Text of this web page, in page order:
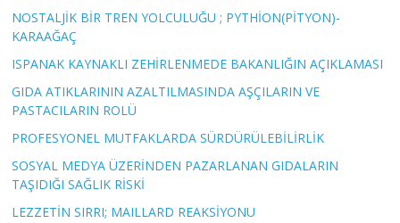
NOSTALJİK BİR TREN YOLCULUĞU ; PYTHİON(PİTYON)-
KARAAĞAÇ
ISPANAK KAYNAKLI ZEHİRLENMEDE BAKANLIĞIN AÇIKLAMASI
GIDA ATIKLARININ AZALTILMASINDA AŞÇILARIN VE
PASTACILARIN ROLÜ
PROFESYONEL MUTFAKLARDA SÜRDÜRÜLEBİLİRLİK
SOSYAL MEDYA ÜZERİNDEN PAZARLANAN GIDALARIN
TAŞIDIĞI SAĞLIK RİSKİ
LEZZETİN SIRRI; MAILLARD REAKSİYONU